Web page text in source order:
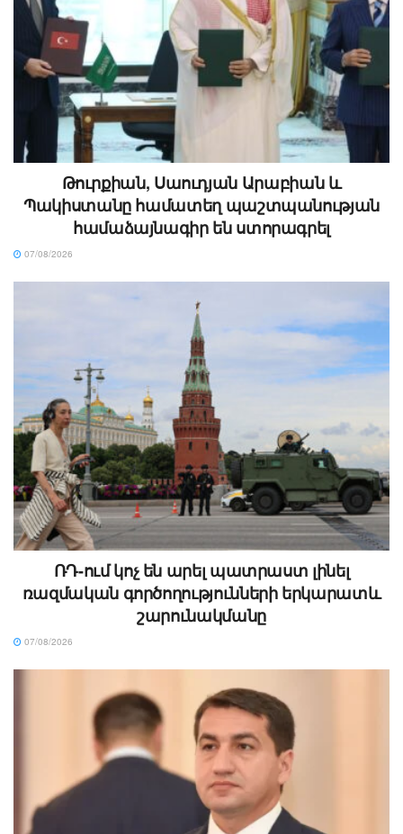
Թուրքիան, Սաուդյան Արաբիան և
Պակիստանը համատեղ պաշտպանության
համաձայնագիր են ստորագրել
07/08/2026
ՌԴ-ում կոչ են արել պատրաստ լինել
ռազմական գործողությունների երկարատև
շարունակմանը
07/08/2026